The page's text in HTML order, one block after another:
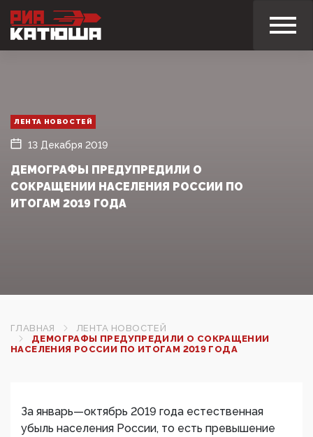
ЛЕНТА НОВОСТЕЙ
13 Декабря 2019
ДЕМОГРАФЫ ПРЕДУПРЕДИЛИ О
СОКРАЩЕНИИ НАСЕЛЕНИЯ РОССИИ ПО
ИТОГАМ 2019 ГОДА
ГЛАВНАЯ
ЛЕНТА НОВОСТЕЙ
ДЕМОГРАФЫ ПРЕДУПРЕДИЛИ О СОКРАЩЕНИИ
НАСЕЛЕНИЯ РОССИИ ПО ИТОГАМ 2019 ГОДА
За январь—октябрь 2019 года естественная
убыль населения России, то есть превышение